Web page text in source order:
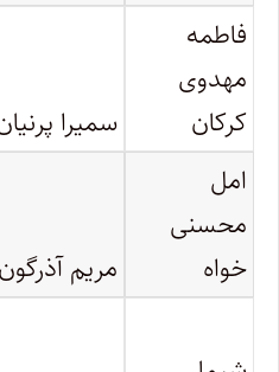
فاطمه
مهدوی
کرکان
سمیرا
امل
محسنی
خواه
مریم آذرگون